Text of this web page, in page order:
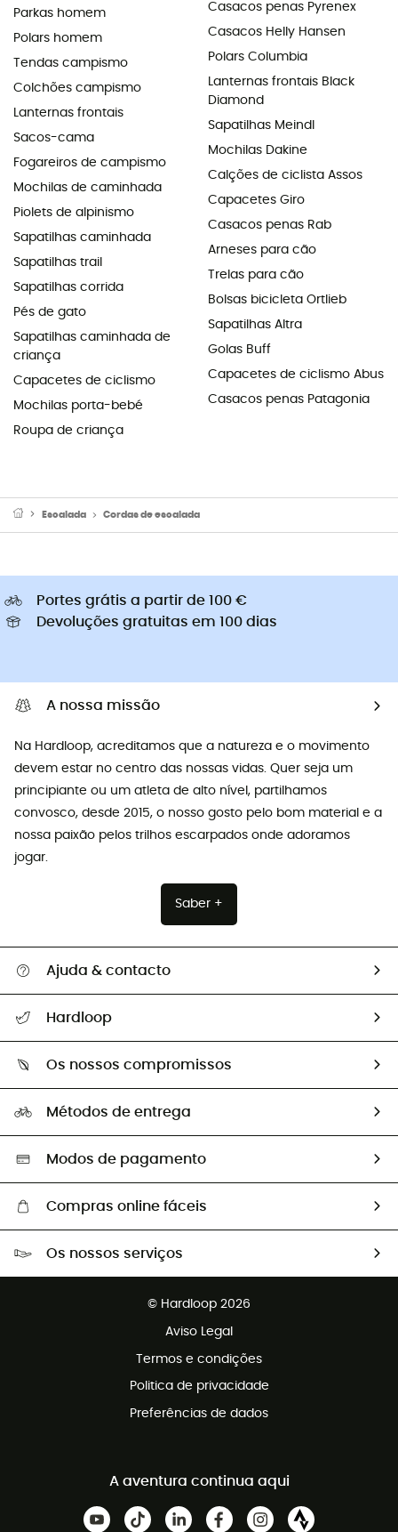
Parkas homem
Polars homem
Tendas campismo
Colchões campismo
Lanternas frontais
Sacos-cama
Fogareiros de campismo
Mochilas de caminhada
Piolets de alpinismo
Sapatilhas caminhada
Sapatilhas trail
Sapatilhas corrida
Pés de gato
Sapatilhas caminhada de
criança
Capacetes de ciclismo
Mochilas porta-bebé
Roupa de criança
Casacos penas Pyrenex
Casacos Helly Hansen
Polars Columbia
Lanternas frontais Black
Diamond
Sapatilhas Meindl
Mochilas Dakine
Calções de ciclista Assos
Capacetes Giro
Casacos penas Rab
Arneses para cão
Trelas para cão
Bolsas bicicleta Ortlieb
Sapatilhas Altra
Golas Buff
Capacetes de ciclismo Abus
Casacos penas Patagonia
Escalada Cordas de escalada
Portes grátis a partir de 100 €
Devoluções gratuitas em 100 dias
A nossa missão
Na Hardloop, acreditamos que a natureza e o movimento
devem estar no centro das nossas vidas. Quer seja um
principiante ou um atleta de alto nível, partilhamos
convosco, desde 2015, o nosso gosto pelo bom material e a
nossa paixão pelos trilhos escarpados onde adoramos
jogar.
Saber +
Ajuda & contacto
Devoluções e reembolsos
Guia de tamanhos
Trocas & Devoluções
Hardloop
Os nossos embaixadores
Os nossos compromissos
Seleção eco-responsável
Métodos de entrega
Modos de pagamento
Compras online fáceis
Devoluções gratuitas em 100 dias
Os nossos serviços
© Hardloop 2026
Aviso Legal
Termos e condições
Politica de privacidade
Preferências de dados
A aventura continua aqui